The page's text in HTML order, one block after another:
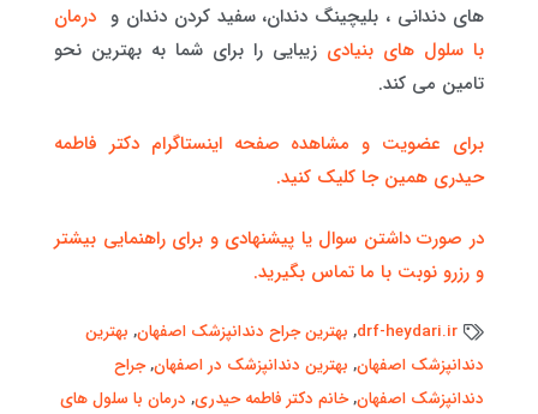
های دندانی ، بلیچینگ دندان، سفید کردن دندان و درمان
با سلول های بنیادی زیبایی را برای شما به بهترین نحو
تامین می کند.
برای عضویت و مشاهده صفحه اینستاگرام دکتر فاطمه
حیدری همین جا کلیک کنید.
در صورت داشتن سوال یا پیشنهادی و برای راهنمایی بیشتر
و رزرو نوبت با ما تماس بگیرید.
drf-heydari.ir
, بهترین جراح دندانپزشک اصفهان, بهترین
دندانپزشک اصفهان, بهترین دندانپزشک در اصفهان,جراح
دندانپزشک اصفهان,خانم دکتر فاطمه حیدری, درمان با سلول های